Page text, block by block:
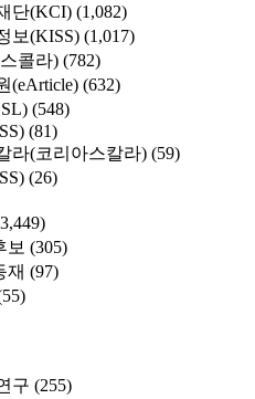
단(KCI) (1,082)
보(KISS) (1,017)
콜라) (782)
(eArticle) (632)
(548)
(81)
라(코리아스칼라) (59)
(26)
보 (305)
재 (97)
구 (255)